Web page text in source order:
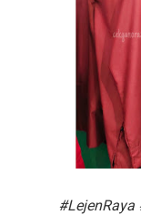
#LejenRaya